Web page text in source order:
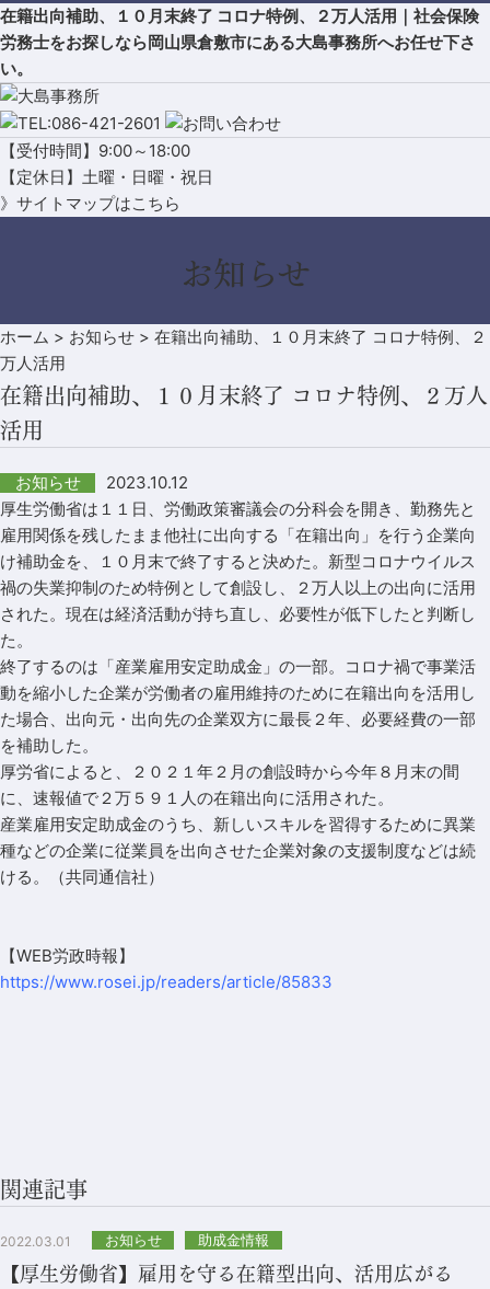
在籍出向補助、１０月末終了 コロナ特例、２万人活用｜社会保険
労務士をお探しなら岡山県倉敷市にある大島事務所へお任せ下さ
い。
【受付時間】9:00～18:00
【定休日】土曜・日曜・祝日
》サイトマップはこちら
お知らせ
ホーム > お知らせ > 在籍出向補助、１０月末終了 コロナ特例、２
万人活用
在籍出向補助、１０月末終了 コロナ特例、２万人
活用
お知らせ
2023.10.12
厚生労働省は１１日、労働政策審議会の分科会を開き、勤務先と
雇用関係を残したまま他社に出向する「在籍出向」を行う企業向
け補助金を、１０月末で終了すると決めた。新型コロナウイルス
禍の失業抑制のため特例として創設し、２万人以上の出向に活用
された。現在は経済活動が持ち直し、必要性が低下したと判断し
た。
終了するのは「産業雇用安定助成金」の一部。コロナ禍で事業活
動を縮小した企業が労働者の雇用維持のために在籍出向を活用し
た場合、出向元・出向先の企業双方に最長２年、必要経費の一部
を補助した。
厚労省によると、２０２１年２月の創設時から今年８月末の間
に、速報値で２万５９１人の在籍出向に活用された。
産業雇用安定助成金のうち、新しいスキルを習得するために異業
種などの企業に従業員を出向させた企業対象の支援制度などは続
ける。（共同通信社）
【WEB労政時報】
https://www.rosei.jp/readers/article/85833
関連記事
2022.03.01 お知らせ 助成金情報
【厚生労働省】雇用を守る在籍型出向、活用広がる